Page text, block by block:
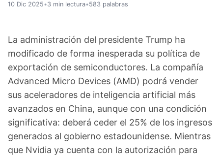
10 Dic 2025•3 min lectura•583 palabras
La administración del presidente Trump ha
modificado de forma inesperada su política de
exportación de semiconductores. La compañía
Advanced Micro Devices (AMD) podrá vender
sus aceleradores de inteligencia artificial más
avanzados en China, aunque con una condición
significativa: deberá ceder el 25% de los ingresos
generados al gobierno estadounidense. Mientras
que Nvidia ya cuenta con la autorización para